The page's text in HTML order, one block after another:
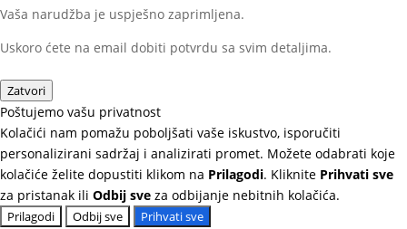
Vaša narudžba je uspješno zaprimljena.
Uskoro ćete na email dobiti potvrdu sa svim detaljima.
Zatvori
Poštujemo vašu privatnost
Kolačići nam pomažu poboljšati vaše iskustvo, isporučiti
personalizirani sadržaj i analizirati promet. Možete odabrati koje
kolačiće želite dopustiti klikom na Prilagodi. Kliknite Prihvati sve
za pristanak ili Odbij sve za odbijanje nebitnih kolačića.
Prilagodi Odbij sve Prihvati sve